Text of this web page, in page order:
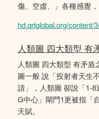
傷、空虛、」各種感覺
hd.qrtglobal.org/content/
人類圖 四大類型 有
人類圖 四大類型 有矛
圖一般 說「投射者天生
請」，人類圖 卻說「1-
G中心」閘門1更被指「
天賦。